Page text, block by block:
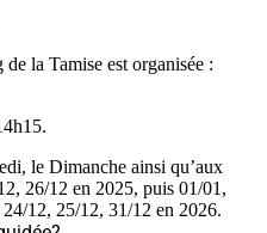
la Tamise est organisée :
le Dimanche ainsi qu’aux
26/12 en 2025, puis 01/01,
12, 25/12, 31/12 en 2026.